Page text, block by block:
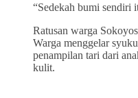
“Sedekah bumi sendiri
Ratusan warga
Warga menggelar
penampilan tari dari
kulit.